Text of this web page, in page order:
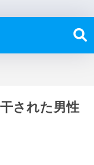
された男性